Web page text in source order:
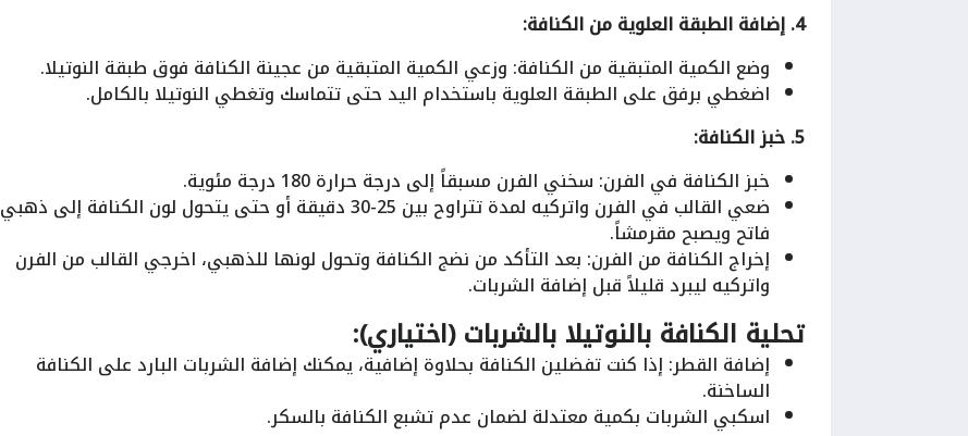
4. إضافة الطبقة العلوية من الكنافة:
وضع الكمية المتبقية من الكنافة: وزعي الكمية المتبقية من عجينة الكنافة فوق طبقة النوتيلا.
اضغطي برفق على الطبقة العلوية باستخدام اليد حتى تتماسك وتغطي النوتيلا بالكامل.
5. خبز الكنافة:
خبز الكنافة في الفرن: سخني الفرن مسبقاً إلى درجة حرارة 180 درجة مئوية.
ضعي القالب في الفرن واتركيه لمدة تتراوح بين 25-30 دقيقة أو حتى يتحول لون الكنافة إلى ذهبي
فاتح ويصبح مقرمشاً.
إخراج الكنافة من الفرن: بعد التأكد من نضج الكنافة وتحول لونها للذهبي، اخرجي القالب من الفرن
واتركيه ليبرد قليلاً قبل إضافة الشربات.
تحلية الكنافة بالنوتيلا بالشربات (اختياري):
إضافة القطر: إذا كنت تفضلين الكنافة بحلاوة إضافية، يمكنك إضافة الشربات البارد على الكنافة
الساخنة.
اسكبي الشربات بكمية معتدلة لضمان عدم تشبع الكنافة بالسكر.